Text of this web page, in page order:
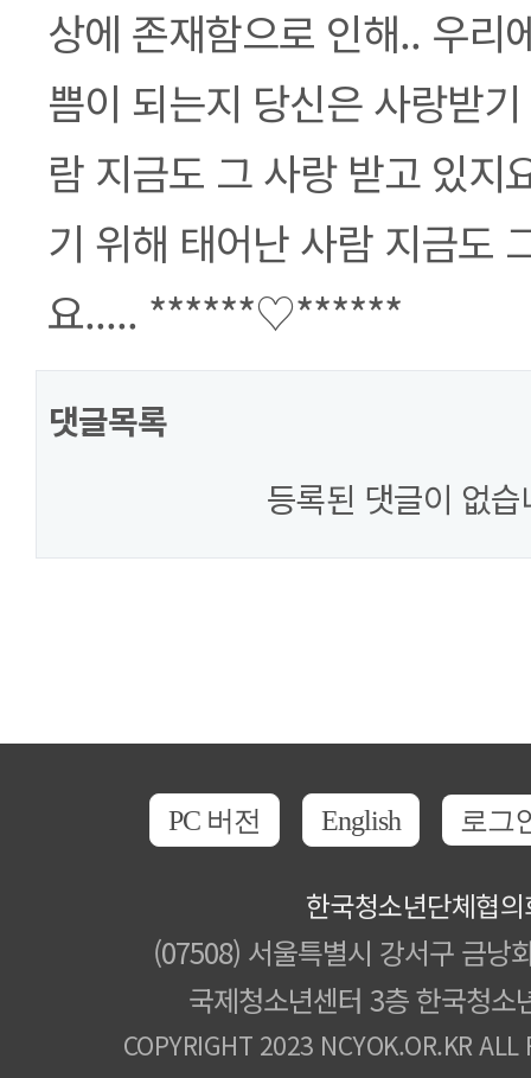
상에 존재함으로 인해.. 우리
쁨이 되는지 당신은 사랑받
람 지금도 그 사랑 받고 있지
기 위해 태어난 사람 지금도
요..... ******♡******
댓글목록
등록된 댓글이 없습
PC 버전 English 로그
한국청소년단체협
(07508) 서울특별시 강서구 금낭
국제청소년센터 3층 한국청소
COPYRIGHT 2023 NCYOK.OR.KR ALL